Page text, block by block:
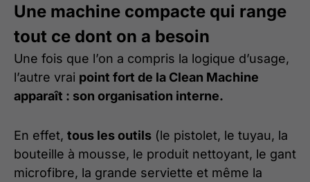
Une machine compacte qui range
tout ce dont on a besoin
Une fois que l’on a compris la logique d’usage,
l’autre vrai point fort de la Clean Machine
apparaît : son organisation interne.
En effet, tous les outils (le pistolet, le tuyau, la
bouteille à mousse, le produit nettoyant, le gant
microfibre, la grande serviette et même la